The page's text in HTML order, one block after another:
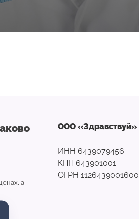
а
ООО «Здравствуй»
ИНН 6439079456
КПП 643901001
ОГРН 1126439001600